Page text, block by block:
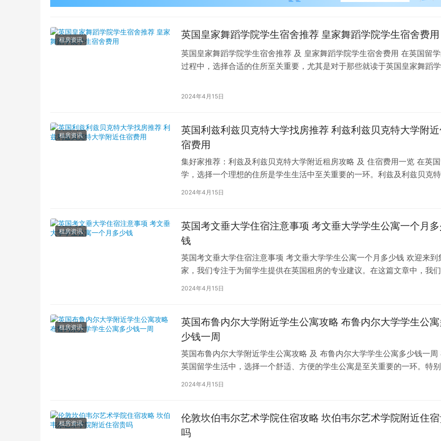
租房资讯 英国皇家舞蹈学院学生宿舍推荐 皇家舞蹈学院学生宿舍费用
英国皇家舞蹈学院学生宿舍推荐 及 皇家舞蹈学院学生宿舍费用 在英国留
过程中，选择合适的住所至关重要，尤其是对于那些就读于英国皇家舞蹈学
2024年4月15日
租房资讯
英国利兹利兹贝克特大学找房推荐 利兹利兹贝克特大学附
宿费用
集好家推荐：利兹及利兹贝克特大学附近租房攻略 及 住宿费用一览 在英
学，选择一个理想的住所是学生生活中至关重要的一环。利兹及利兹贝克特
学（以下简称利兹贝大）作为英国一所卓越的…
2024年4月15日
租房资讯
英国考文垂大学住宿注意事项 考文垂大学学生公寓一个月
钱
英国考文垂大学住宿注意事项 考文垂大学学生公寓一个月多少钱 欢迎来到
家，我们专注于为留学生提供在英国租房的专业建议。在这篇文章中，我们
深入探讨英国考文垂大学住宿的注意事项，以…
2024年4月15日
租房资讯
英国布鲁内尔大学附近学生公寓攻略 布鲁内尔大学学生公寓
少钱一周
英国布鲁内尔大学附近学生公寓攻略 及 布鲁内尔大学学生公寓多少钱一周
英国留学生活中，选择一个舒适、方便的学生公寓是至关重要的一环。特别
2024年4月15日
租房资讯
伦敦坎伯韦尔艺术学院住宿攻略 坎伯韦尔艺术学院附近住
吗